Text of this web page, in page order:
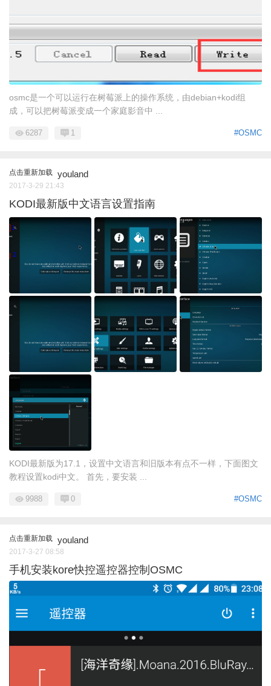
osmc是一个可以运行在树莓派上的操作系统，由debian+kodi组
成，可以把树莓派变成一个家庭影音中 ...
#OSMC
6287 1
点击重新加载 youland
2017-3-29 21:43
KODI最新版中文语言设置指南
KODI最新版为17.1，设置中文语言和旧版本有点不一样，下面图文
教程设置kodi中文。 首先，要安装 ...
#OSMC
9988 0
点击重新加载 youland
2017-3-27 08:58
手机安装kore快控遥控器控制OSMC